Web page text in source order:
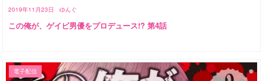
2019年11月23日 ゆんぐ
この俺が、ゲイビ男優をプロデュース!? 第4話
電子配信